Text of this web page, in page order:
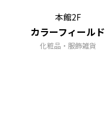
本館2F
カラーフィールド
化粧品・服飾雑貨